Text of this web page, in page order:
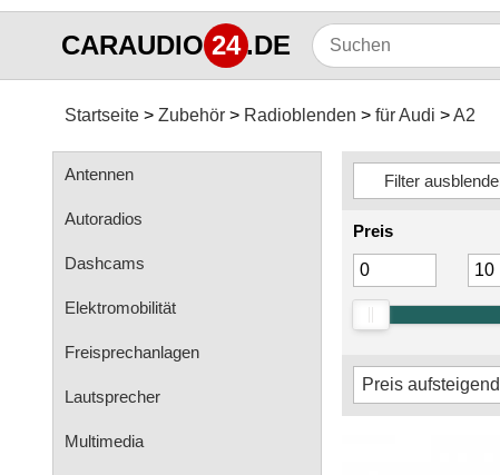
CARAUDIO 24.DE
Startseite Zubehör Radioblenden für Audi A2
Antennen
Autoradios
Dashcams
Elektromobilität
Freisprechanlagen
Lautsprecher
Multimedia
Preis